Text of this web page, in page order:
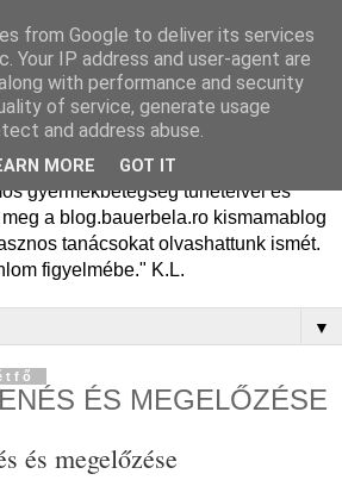
Béla Ph.D.
főorvos, 50 éves
gyermekbetegség tüneteivel és
a blog.bauerbela.ro kismamablog
tanácsokat olvashattunk ismét.
figyelmébe." K.L.
▼
ÉS MEGELŐZÉSE
és megelőzése
from Google to deliver its services
Your IP address and user-agent are
with performance and security
of service, generate usage
and address abuse.
MORE GOT IT